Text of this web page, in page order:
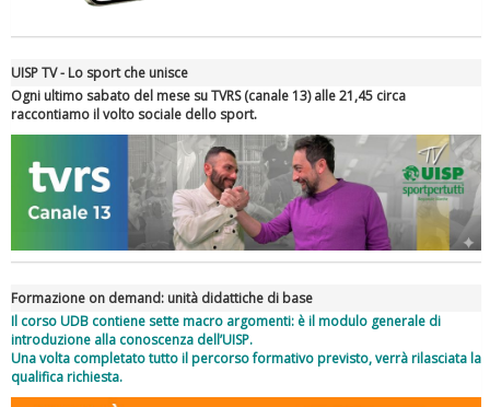
Luglio 2026: "Pensando con i piedi, si possono fare le
rivoluzioni"
Tiziano Pesce a Radio InBlu2000 traccia il bilancio della stagione
UISP TV - Lo sport che unisce
Ogni ultimo sabato del mese su TVRS (canale 13) alle 21,45 circa
raccontiamo il volto sociale dello sport.
Formazione on demand: unità didattiche di base
Il corso UDB contiene sette macro argomenti: è il modulo generale di
introduzione alla conoscenza dell’UISP.
Una volta completato tutto il percorso formativo previsto, verrà rilasciata la
qualifica richiesta.